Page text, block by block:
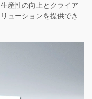
産性の向上とクライア
ューションを提供でき